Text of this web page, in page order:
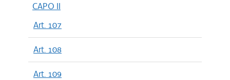
CAPO II
Art. 107
Art. 108
Art. 109